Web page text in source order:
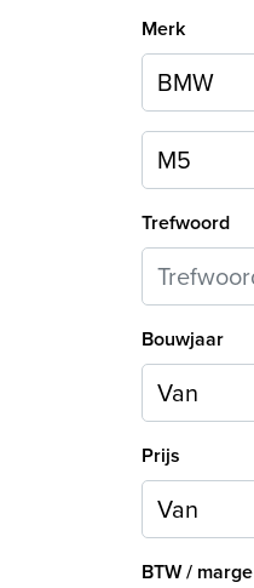
Merk
Model
Trefwoord
Bouwjaar
Prijs
BTW / marge